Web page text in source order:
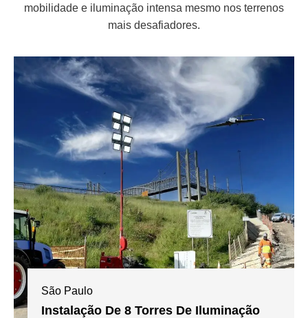
mobilidade e iluminação intensa mesmo nos terrenos
mais desafiadores.
São Paulo
Instalação De 8 Torres De Iluminação